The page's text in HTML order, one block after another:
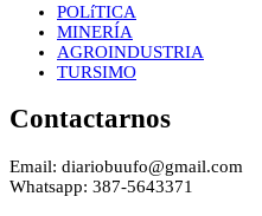
POLíTICA
MINERÍA
AGROINDUSTRIA
TURSIMO
Contactarnos
Email: diariobuufo@gmail.com
Whatsapp: 387-5643371